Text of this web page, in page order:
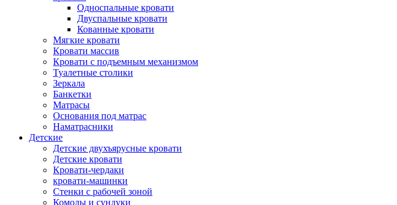
Односпальные кровати
Двуспальные кровати
Кованные кровати
Мягкие кровати
Кровати массив
Кровати с подъемным механизмом
Туалетные столики
Зеркала
Банкетки
Матрасы
Основания под матрас
Наматрасники
Детские
Детские двухъярусные кровати
Детские кровати
Кровати-чердаки
кровати-машинки
Стенки с рабочей зоной
Комоды и сундуки